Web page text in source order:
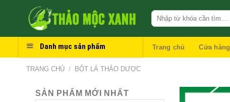
Danh mục sản phẩm Trang chủ Cửa hàng
TRANG CHỦ / BỘT LÁ THẢO DƯỢC
SẢN PHẨM MỚI NHẤT